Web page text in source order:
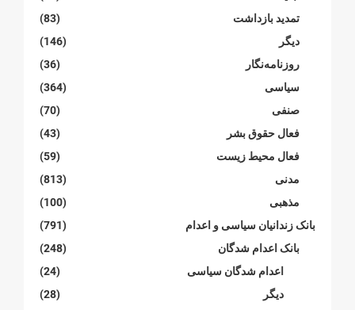
تمدید بازداشت
(83)
دیگر
(146)
روزنامەنگار
(36)
سیاسی
(364)
صنفی
(70)
فعال حقوق بشر
(43)
فعال محیط زیست
(59)
مدنی
(813)
مذهبی
(100)
بانک زندانیان سیاسی و اعدام
(791)
بانک اعدام شدگان
(248)
اعدام شدگان سیاسی
(24)
دیگر
(28)